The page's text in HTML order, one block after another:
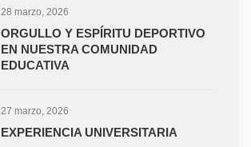
28 marzo, 2026
ORGULLO Y ESPÍRITU DEPORTIVO
EN NUESTRA COMUNIDAD
EDUCATIVA
27 marzo, 2026
EXPERIENCIA UNIVERSITARIA